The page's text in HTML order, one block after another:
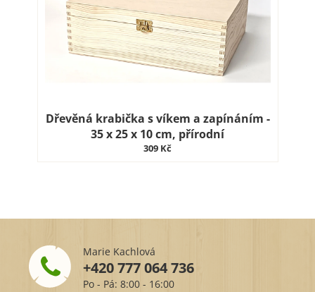
Dřevěná krabička s víkem a zapínáním -
35 x 25 x 10 cm, přírodní
309 Kč
Marie Kachlová
+420 777 064 736
Po - Pá: 8:00 - 16:00